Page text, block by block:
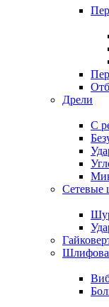
Дрели
С
Сетевые